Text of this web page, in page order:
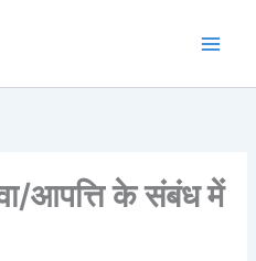
आपत्ति के संबंध में